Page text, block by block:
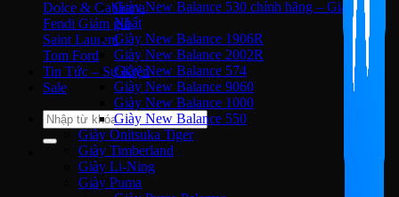
Dolce & Gabbana
Fendi
Saint Laurent
Tom Ford
Tin Tức – Sự Kiện
Sale
Tìm
kiếm:
Giày New Balance 530 chính hãng – Giá Tốt
Nhất
Giày New Balance 1906R
Giày New Balance 2002R
Giày New Balance 574
Giày New Balance 9060
Giày New Balance 1000
Giày New Balance 550
Giày Onitsuka Tiger
Giày Timberland
Giày Li-Ning
Giày Puma